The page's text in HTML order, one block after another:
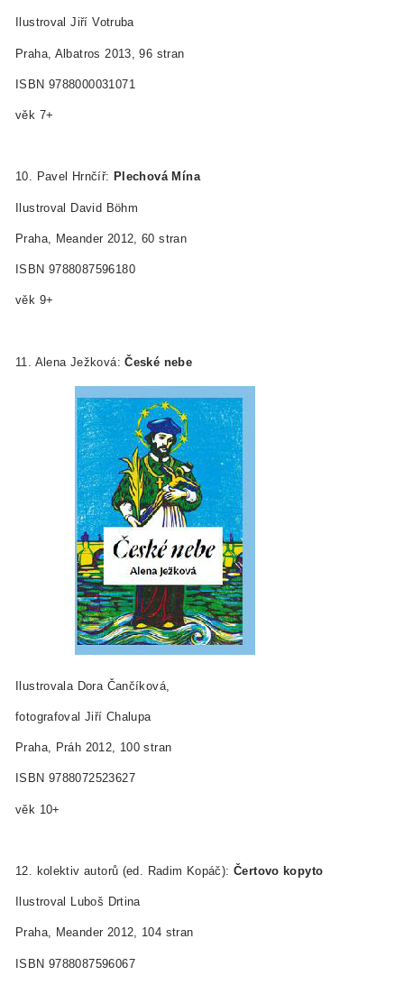
Ilustroval Jiří Votruba
Praha, Albatros 2013, 96 stran
ISBN 978­80­00­03107­1
věk 7+
10. Pavel Hrnčíř: Plechová Mína
Ilustroval David Böhm
Praha, Meander 2012, 60 stran
ISBN 978­80­87596­18­0
věk 9+
11. Alena Ježková:České nebe
Ilustrovala Dora Čančíková,
fotografoval Jiří Chalupa
Praha, Práh 2012, 100 stran
ISBN 978­80­7252­362­7
věk 10+
12. kolektiv autorů (ed. Radim Kopáč): Čertovo kopyto
Ilustroval Luboš Drtina
Praha, Meander 2012, 104 stran
ISBN 978­80­87596­06­7